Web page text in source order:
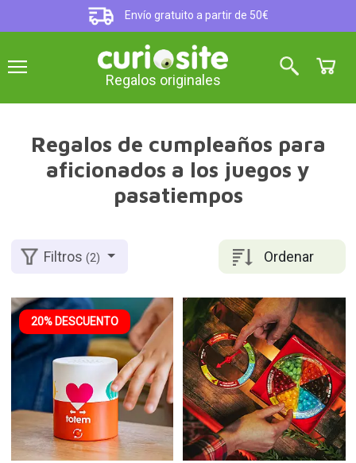
Envío gratuito a partir de 50€
Regalos originales
Regalos de cumpleaños para
aficionados a los juegos y
pasatiempos
Ordenar
Filtros(2)
20% DESCUENTO